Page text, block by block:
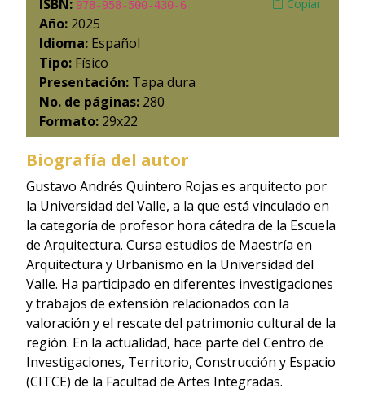
ISBN: 978-958-500-430-6 Copiar
Año: 2025
Idioma: Español
Tipo: Físico
Presentación: Tapa dura
No. de páginas: 280
Formato: 29x22
Biografía del autor
Gustavo Andrés Quintero Rojas es arquitecto por
la Universidad del Valle, a la que está vinculado en
la categoría de profesor hora cátedra de la Escuela
de Arquitectura. Cursa estudios de Maestría en
Arquitectura y Urbanismo en la Universidad del
Valle. Ha participado en diferentes investigaciones
y trabajos de extensión relacionados con la
valoración y el rescate del patrimonio cultural de la
región. En la actualidad, hace parte del Centro de
Investigaciones, Territorio, Construcción y Espacio
(CITCE) de la Facultad de Artes Integradas.